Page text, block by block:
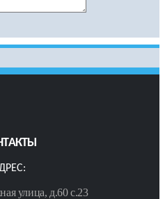
улица, д.60 с.23